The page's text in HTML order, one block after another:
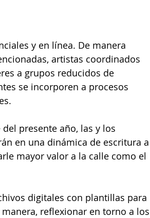
y en línea. De manera
artistas coordinados
a grupos reducidos de
se incorporen a procesos
presente año, las y los
en una dinámica de escritura a
mayor valor a la calle como el
digitales con plantillas para
reflexionar en torno a los